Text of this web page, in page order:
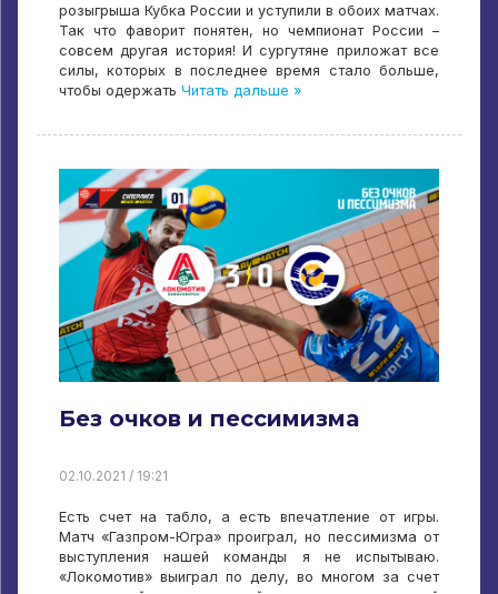
розыгрыша Кубка России и уступили в обоих матчах.
Так что фаворит понятен, но чемпионат России –
совсем другая история! И сургутяне приложат все
силы, которых в последнее время стало больше,
чтобы одержать Читать дальше »
Без очков и пессимизма
02.10.2021 / 19:21
Есть счет на табло, а есть впечатление от игры.
Матч «Газпром-Югра» проиграл, но пессимизма от
выступления нашей команды я не испытываю.
«Локомотив» выиграл по делу, во многом за счет